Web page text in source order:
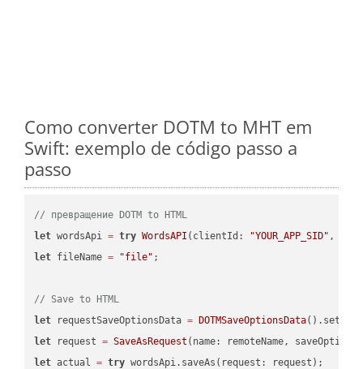
Como converter DOTM to MHT em
Swift: exemplo de código passo a
passo
// превращение DOTM to HTML
let wordsApi = try WordsAPI (clientId: "YOUR_APP_SID" ,
let fileName = "file" ;
// Save to HTML
let requestSaveOptionsData = DOTMSaveOptionsData
let request = SaveAsRequest (name: remoteName,
let actual = try wordsApi.saveAs(request: request);